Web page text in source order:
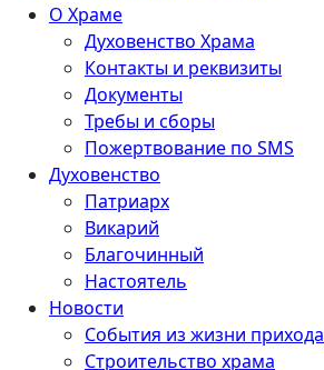
О Храме
Духовенство Храма
Контакты и реквизиты
Документы
Требы и сборы
Пожертвование по SMS
Духовенство
Патриарх
Викарий
Благочинный
Настоятель
Новости
События из жизни прихода
Строительство храма